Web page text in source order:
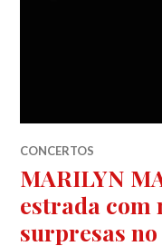
CONCERTOS
MARILYN
estrada com
surpresas